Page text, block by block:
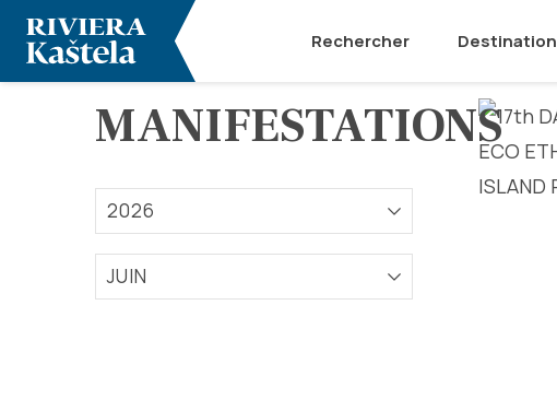
Rechercher Destination
MANIFESTATIONS
2026
JUIN